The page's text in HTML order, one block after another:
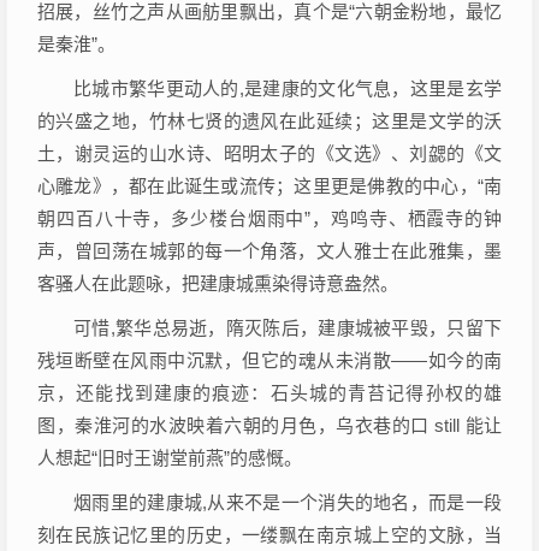
招展，丝竹之声从画舫里飘出，真个是“六朝金粉地，最忆
是秦淮”。
比城市繁华更动人的,是建康的文化气息，这里是玄学
的兴盛之地，竹林七贤的遗风在此延续；这里是文学的沃
土，谢灵运的山水诗、昭明太子的《文选》、刘勰的《文
心雕龙》，都在此诞生或流传；这里更是佛教的中心，“南
朝四百八十寺，多少楼台烟雨中”，鸡鸣寺、栖霞寺的钟
声，曾回荡在城郭的每一个角落，文人雅士在此雅集，墨
客骚人在此题咏，把建康城熏染得诗意盎然。
可惜,繁华总易逝，隋灭陈后，建康城被平毁，只留下
残垣断壁在风雨中沉默，但它的魂从未消散——如今的南
京，还能找到建康的痕迹：石头城的青苔记得孙权的雄
图，秦淮河的水波映着六朝的月色，乌衣巷的口 still 能让
人想起“旧时王谢堂前燕”的感慨。
烟雨里的建康城,从来不是一个消失的地名，而是一段
刻在民族记忆里的历史，一缕飘在南京城上空的文脉，当